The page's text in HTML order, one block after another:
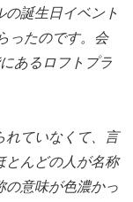
誕生日イベント
ったのです。会
あるロフトプラ
れていなくて、言
とんどの人が名称
の意味が色濃かっ